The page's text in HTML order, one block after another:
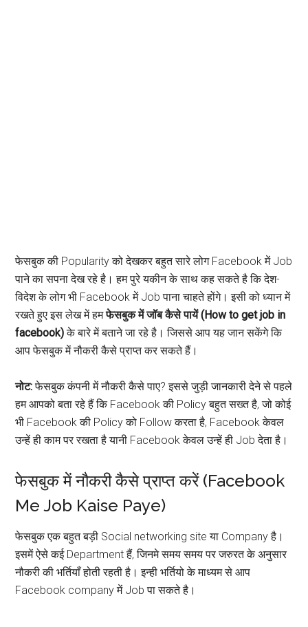
फेसबुक की Popularity को देखकर बहुत सारे लोग Facebook में Job
पाने का सपना देख रहे है। हम पुरे यकीन के साथ कह सकते है कि देश-
विदेश के लोग भी Facebook में Job पाना चाहते होंगे। इसी को ध्यान में
रखते हुए इस लेख में हमफेसबुक में जॉब कैसे पायें (How to get job in
facebook)के बारे में बताने जा रहे है। जिससे आप यह जान सकेंगे कि
आप फेसबुक में नौकरी कैसे प्राप्त कर सकते हैं।
नोट:फेसबुक कंपनी में नौकरी कैसे पाए? इससे जुड़ी जानकारी देने से पहले
हम आपको बता रहे हैं कि Facebook की Policy बहुत सख्त है, जो कोई
भी Facebook की Policy को Follow करता है, Facebook केवल
उन्हें ही काम पर रखता है यानी Facebook केवल उन्हें ही Job देता है।
फेसबुक में नौकरी कैसे प्राप्त करें (Facebook
Me Job Kaise Paye)
फेसबुक एक बहुत बड़ी Social networking site या Company है।
इसमें ऐसे कई Department हैं, जिनमे समय समय पर जरुरत के अनुसार
नौकरी की भर्तियाँ होती रहती है। इन्ही भर्तियो के माध्यम से आप
Facebook company में Job पा सकते है।